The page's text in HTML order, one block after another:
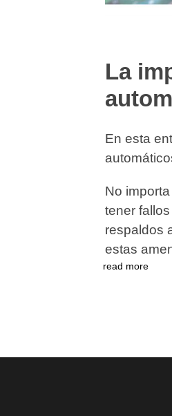
La
En esta
No
tener
respaldos
estas
read more